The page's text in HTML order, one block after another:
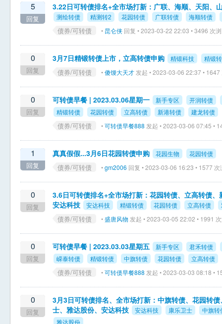
5
回复
3.22日可转债排名+全市场打新：广联、海顺、天阳、
测绘转债 精测转2 花园转债 广联转债 海顺转债
债券/可转债 • 昆仑侠 回复 • 2023-03-22 22:03 • 3496 次
0
回复
3月7日精锻转债上市，立高转债申购 精锻科技 精锻
债券/可转债 •傻馒大天才 发起 • 2023-03-06 22:37 • 1647
0
回复
可转债早餐 | 2023.03.06星期一 新手专区
开润转债
精锻转债
花园转债 立高转债 新港转债 建龙转债
债券/可转债 •可转债早餐888 发起 • 2023-03-06 07:45 •
1
回复
真真假假...3月6日花园转债申购 花园生物 花园转债
债券/可转债 •gm2006 回复 • 2023-03-06 16:23 • 1577 次
0
回复
3.6日可转债排名+全市场打新：花园转债、立高转债
安达科技
安达科技 精锻转债 花园转债 立高转债
债券/可转债 •盛唐风物 发起 • 2023-03-05 22:02 • 1991
0
回复
可转债早餐 | 2023.03.03星期五 新手专区
君禾转债
嵘泰转债
精锻转债 中旗转债 花园转债 立高转债
债券/可转债 •可转债早餐888 发起 • 2023-03-03 08:18 •
0
回复
3月3日可转债排名、全市场打新：中旗转债、花园转
士、雅达股份、安达科技
安达科技 康乐卫士
中旗转
雅达股份